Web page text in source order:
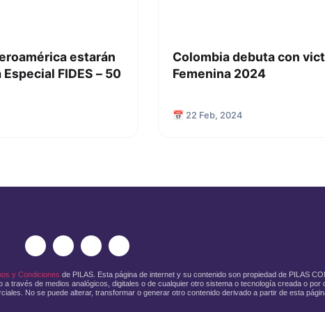
estarán
FIDES – 50
Colombia debuta con
Femenina 2024
📅 22 Feb, 2024
y Condiciones de PILAS. Esta página de internet y su contenido son propiedad de PILAS
través de medios analógicos, digitales o de cualquier otro sistema o tecnología creada o
No se puede alterar, transformar o generar otro contenido derivado a partir de esta